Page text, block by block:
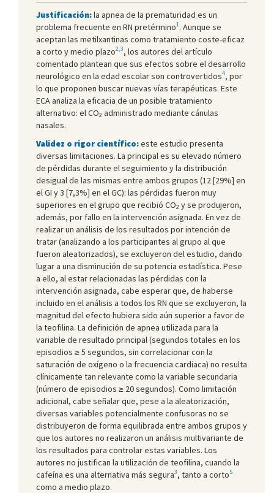
Justificación:la apnea de la prematuridad es un
problema frecuente en RN pretérmino1. Aunque se
aceptan las metilxantinas como tratamiento coste-eficaz
a corto y medio plazo2,3, los autores del artículo
comentado plantean que sus efectos sobre el desarrollo
neurológico en la edad escolar son controvertidos4, por
lo que proponen buscar nuevas vías terapéuticas. Este
ECA analiza la eficacia de un posible tratamiento
alternativo: el CO2 administrado mediante cánulas
nasales.
Validez o rigor científico:este estudio presenta
diversas limitaciones. La principal es su elevado número
de pérdidas durante el seguimiento y la distribución
desigual de las mismas entre ambos grupos (12 [29%] en
el GI y 3 [7,3%] en el GC): las pérdidas fueron muy
superiores en el grupo que recibió CO2 y se produjeron,
además, por fallo en la intervención asignada. En vez de
realizar un análisis de los resultados por intención de
tratar (analizando a los participantes al grupo al que
fueron aleatorizados), se excluyeron del estudio, dando
lugar a una disminución de su potencia estadística. Pese
a ello, al estar relacionadas las pérdidas con la
intervención asignada, cabe esperar que, de haberse
incluido en el análisis a todos los RN que se excluyeron, la
magnitud del efecto hubiera sido aún superior a favor de
la teofilina. La definición de apnea utilizada para la
variable de resultado principal (segundos totales en los
episodios ≥ 5 segundos, sin correlacionar con la
saturación de oxígeno o la frecuencia cardiaca) no resulta
clínicamente tan relevante como la variable secundaria
(número de episodios ≥ 20 segundos). Como limitación
adicional, cabe señalar que, pese a la aleatorización,
diversas variables potencialmente confusoras no se
distribuyeron de forma equilibrada entre ambos grupos y
que los autores no realizaron un análisis multivariante de
los resultados para controlar estas variables. Los
autores no justifican la utilización de teofilina, cuando la
cafeína es una alternativa más segura3, tanto a corto5
como a medio plazo.